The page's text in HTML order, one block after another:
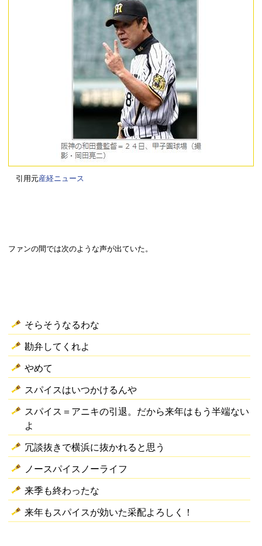
引用元産経ニュース
ファンの間では次のような声が出ていた。
そらそうなるわな
勘弁してくれよ
やめて
スパイスはいつかけるんや
スパイス＝アニキの引退。だから来年はもう半端ない
よ
冗談抜きで横浜に抜かれると思う
ノースパイスノーライフ
来季も終わったな
来年もスパイスが効いた采配よろしく！